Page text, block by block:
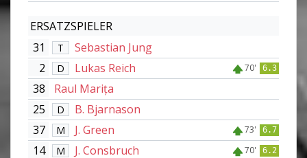
ERSATZSPIELER
31
T
Sebastian Jung
2
D Lukas Reich 70' 6.3
38
Raul Marița
25
D
B. Bjarnason
37
M J. Green 73' 6.7
14 M J. Consbruch 70' 6.2